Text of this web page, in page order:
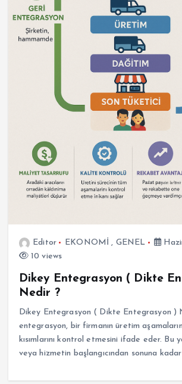
Editor EKONOMİ , GENEL
10 views
Dikey Entegrasyon ( Dikte
Nedir ?
Dikey Entegrasyon ( Dikte Entegrasyon )
entegrasyon, bir firmanın üretim
kısımlarını kontrol etmesini ifade eder. Bu
veya hizmetin başlangıcından sonuna